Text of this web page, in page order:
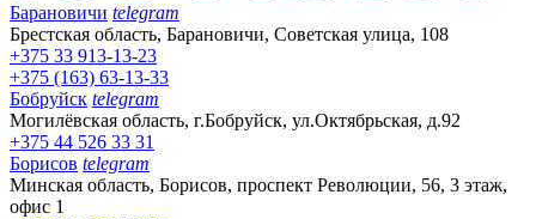
Барановичи telegram
Брестская область, Барановичи, Советская улица, 108
+375 33 913-13-23
+375 (163) 63-13-33
Бобруйск telegram
Могилёвская область, г.Бобруйск, ул.Октябрьская, д.92
+375 44 526 33 31
Борисов telegram
Минская область, Борисов, проспект Революции, 56, 3 этаж,
офис 1